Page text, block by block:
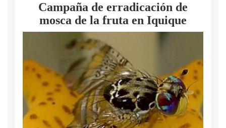
Campaña de erradicación de
mosca de la fruta en Iquique